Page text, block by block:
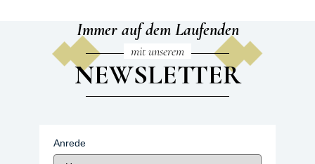
Immer auf dem Laufenden
mit unserem
NEWSLETTER
Anrede